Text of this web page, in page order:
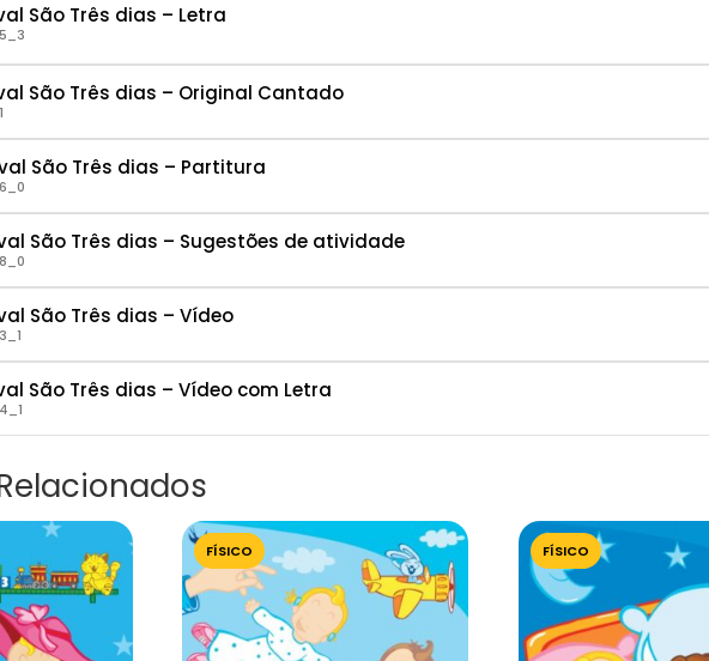
São Três dias – Letra
São Três dias – Original Cantado
São Três dias – Partitura
São Três dias – Sugestões de atividade
São Três dias – Vídeo
São Três dias – Vídeo com Letra
FÍSICO FÍSICO